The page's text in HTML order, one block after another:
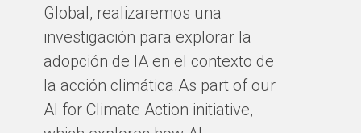
Global, realizaremos una
investigación para explorar la
adopción de IA en el contexto de
la acción climática.As part of our
AI for Climate Action initiative,